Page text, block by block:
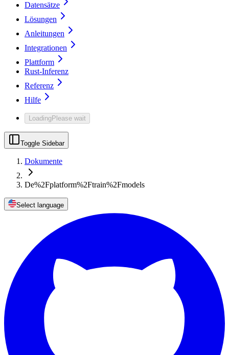
Datensätze
Lösungen
Anleitungen
Integrationen
Plattform
Rust-Inferenz
Referenz
Hilfe
LoadingPlease wait
Toggle Sidebar
Dokumente
De%2Fplatform%2Ftrain%2Fmodels
Select language